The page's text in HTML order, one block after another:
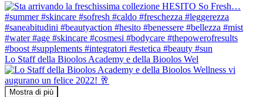
Lo Staff della Bioolos Academy e della Bioolos Wel
Mostra di più